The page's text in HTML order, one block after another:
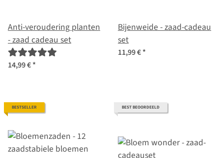
Anti-veroudering planten
- zaad cadeau set
14,99 €*
Bijenweide - zaad-cadeau
set
11,99 €*
BESTSELLER BEST BEOORDEELD